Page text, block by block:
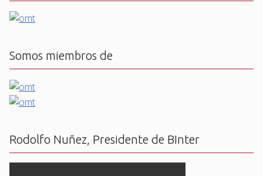
Somos miembros de
Rodolfo Nuñez, Presidente de BInter